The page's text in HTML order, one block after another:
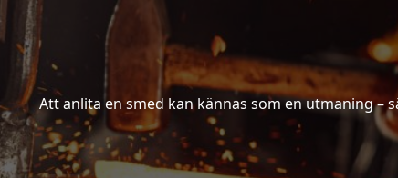
Att anlita en smed kan kännas som en utmaning